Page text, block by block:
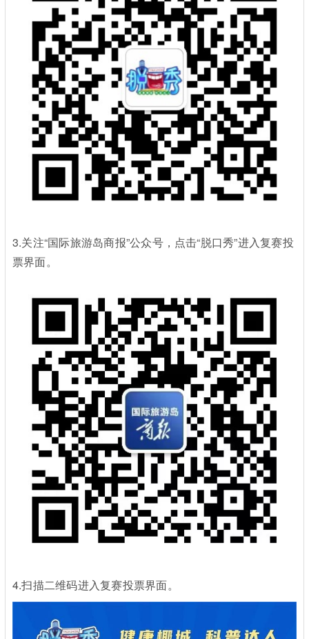
3.关注“国际旅游岛商报”公众号，点击“脱口秀”进入复赛投
票界面。
4.扫描二维码进入复赛投票界面。